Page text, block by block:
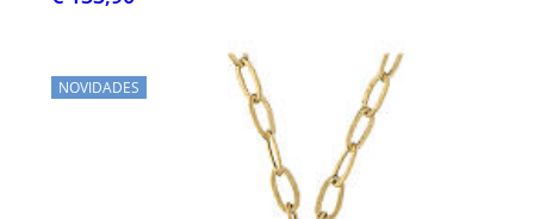
NOVIDADES